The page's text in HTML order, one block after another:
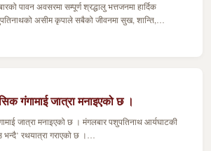
पावन अवसरमा सम्पूर्ण श्रद्धालु भत्तजनमा हार्दिक
असीम कृपाले सबैको जीवनमा सुख, शान्ति,…
गंगामाई जात्रा मनाइएको छ ।
जात्रा मनाइएको छ । मंगलबार पशुपतिनाथ आर्यघाटकी
भन्दै’ रथयात्रा गराएको छ ।…